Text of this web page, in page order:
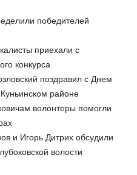
победителей
приехали с
конкурса
поздравил с Днем
районе
волонтеры помогли
и Игорь Дитрих обсудили
волости